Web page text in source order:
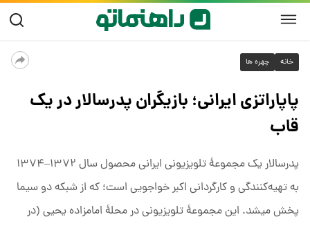
خانه چهره ها
پاپاراتزی ایرانی؛ بازیگران پدرسالار در یک
قاب
پدرسالار یک مجموعهٔ تلویزیونی ایرانی محصول سال ۱۳۷۲–۱۳۷۴
به تهیه‌کنندگی و کارگردانی اکبر خواجویی است؛ که از شبکه دو سیما
پخش میشد. این مجموعهٔ تلویزیونی در محلهٔ امامزاده یحیی (در